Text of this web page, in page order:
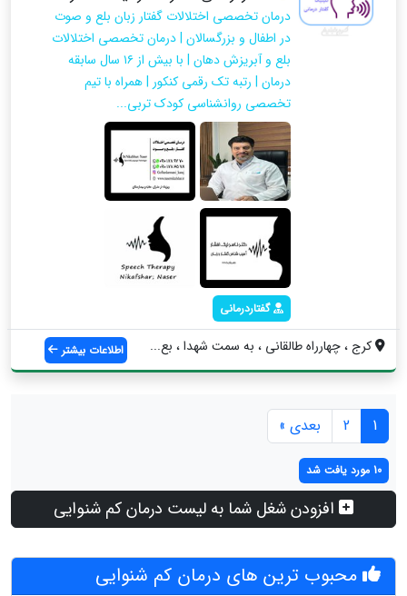
درمان تخصصی اختلالات گفتار زبان بلع و صوت
در اطفال و بزرگسالان | درمان تخصصی اختلالات
بلع و آبریزش دهان | با بیش از ۱۶ سال سابقه
درمان | رتبه تک رقمی کنکور | همراه با تیم
تخصصی روانشناسی کودک تربی...
گفتاردرمانی
کرج ، چهارراه طالقانی ، به سمت شهدا ، بع... اطلاعات بیشتر
1
2 بعدی »
10 مورد یافت شد
افزودن شغل شما به لیست درمان کم شنوایی
محبوب ترین های درمان کم شنوایی